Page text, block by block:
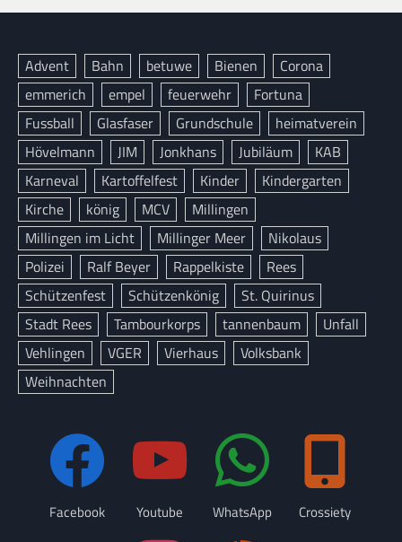
Advent Bahn betuwe Bienen
Corona
emmerich
empel feuerwehr
Fortuna
Fussball
Glasfaser Grundschule
heimatverein
Hövelmann
JIM Jonkhans Jubiläum
KAB
Karneval
Kartoffelfest Kinder
Kindergarten
Kirche
könig MCV
Millingen
Millingen im Licht
Millinger Meer
Nikolaus
Polizei
Ralf Beyer Rappelkiste
Rees
Schützenfest
Schützenkönig
St. Quirinus
Stadt Rees
Tambourkorps tannenbaum
Unfall
Vehlingen
VGER Vierhaus
Volksbank
Weihnachten
Facebook Youtube WhatsApp Crossiety